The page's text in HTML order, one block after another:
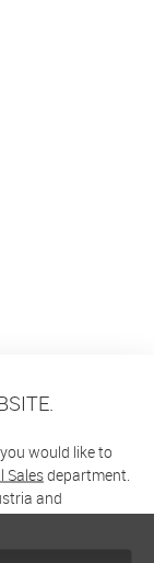
would like to
Salesdepartment.
and